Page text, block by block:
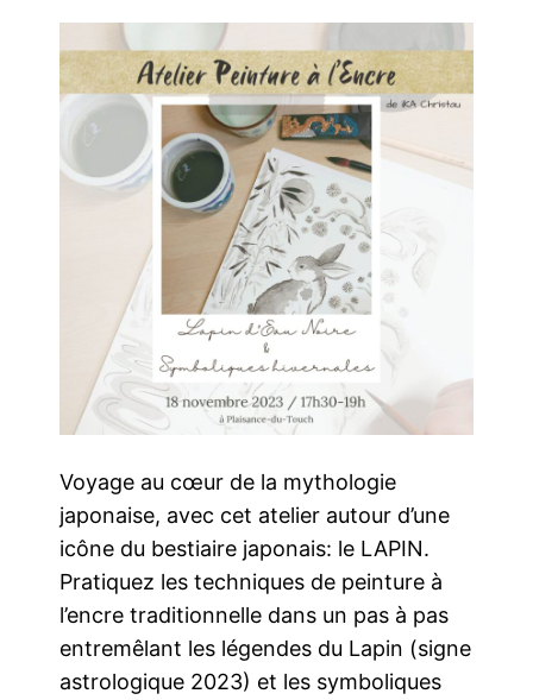
Voyage au cœur de la mythologie
japonaise, avec cet atelier autour d’une
icône du bestiaire japonais: le LAPIN.
Pratiquez les techniques de peinture à
l’encre traditionnelle dans un pas à pas
entremêlant les légendes du Lapin (signe
astrologique 2023) et les symboliques